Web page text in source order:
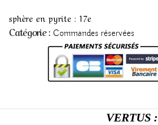
sphère en pyrite : 17e
Catégorie : Commandes réservées
VERTUS :